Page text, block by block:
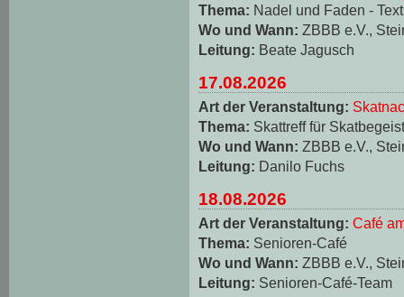
Thema: Nadel und Faden -
Wo und Wann: ZBBB e.V.,
Leitung: Beate Jagusch
17.08.2026
Art der Veranstaltung:
Thema: Skattreff für
Wo und Wann: ZBBB e.V.,
Leitung: Danilo Fuchs
18.08.2026
Art der Veranstaltung: Café
Thema: Senioren-Café
Wo und Wann: ZBBB e.V.,
Leitung: Senioren-Café-Team